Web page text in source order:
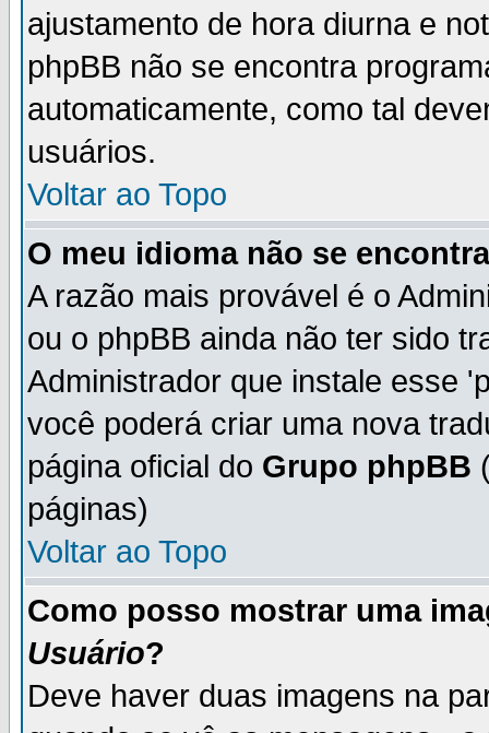
ajustamento de hora diurna e
phpBB não se encontra
automaticamente, como tal
usuários.
Voltar ao Topo
O meu idioma não se
A razão mais provável é o
ou o phpBB ainda não ter sido
Administrador que instale esse
você poderá criar uma nova
página oficial do Grupo phpBB
páginas)
Voltar ao Topo
Como posso mostrar uma
Usuário?
Deve haver duas imagens na